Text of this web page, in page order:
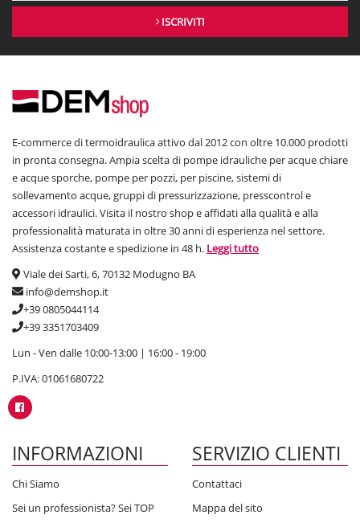
ISCRIVITI
E-commerce di termoidraulica attivo dal 2012 con oltre 10.000 prodotti
in pronta consegna. Ampia scelta di pompe idrauliche per acque chiare
e acque sporche, pompe per pozzi, per piscine, sistemi di
sollevamento acque, gruppi di pressurizzazione, presscontrol e
accessori idraulici. Visita il nostro shop e affidati alla qualità e alla
professionalità maturata in oltre 30 anni di esperienza nel settore.
Assistenza costante e spedizione in 48 h. Leggi tutto
Viale dei Sarti, 6, 70132 Modugno BA
info@demshop.it
+39 0805044114
+39 3351703409
Lun - Ven dalle 10:00-13:00 | 16:00 - 19:00
P.IVA: 01061680722
INFORMAZIONI
Chi Siamo
Sei un professionista? Sei TOP
SERVIZIO CLIENTI
Contattaci
Mappa del sito